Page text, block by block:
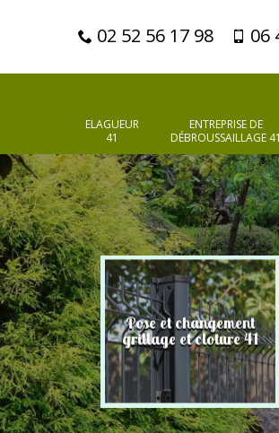
02 52 56 17 98 06
ELAGUEUR
41
ENTREPRISE DE
DÉBROUSSAILLAGE 41
41 Pose et changement
grillage et cloture 41